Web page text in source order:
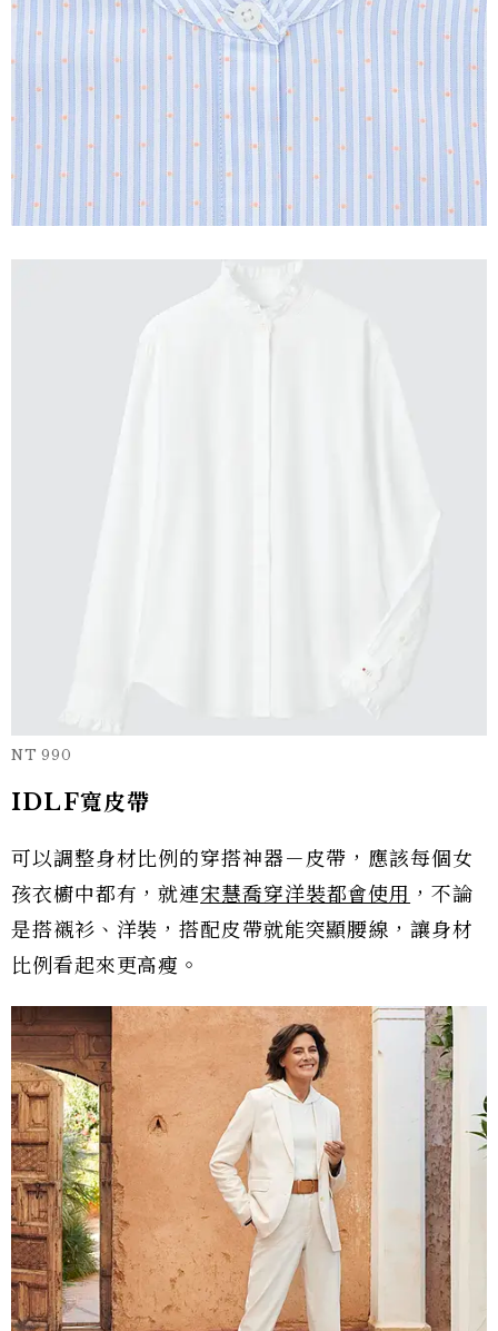
NT 990
IDLF寬皮帶
可以調整身材比例的穿搭神器－皮帶，應該每個女
孩衣櫥中都有，就連宋慧喬穿洋裝都會使用 ，不論
是搭襯衫、洋裝，搭配皮帶就能突顯腰線，讓身材
比例看起來更高瘦。